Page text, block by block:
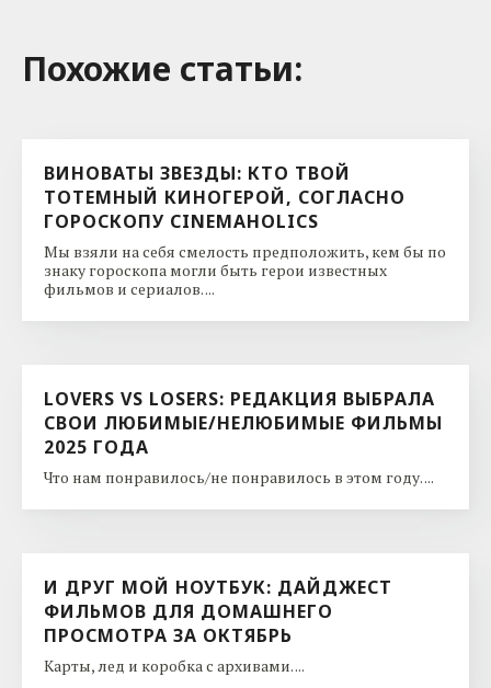
Похожие cтатьи:
ВИНОВАТЫ ЗВЕЗДЫ: КТО ТВОЙ
ТОТЕМНЫЙ КИНОГЕРОЙ, СОГЛАСНО
ГОРОСКОПУ CINEMAHOLICS
Мы взяли на себя смелость предположить, кем бы по
знаку гороскопа могли быть герои известных
фильмов и сериалов. ...
LOVERS VS LOSERS: РЕДАКЦИЯ ВЫБРАЛА
СВОИ ЛЮБИМЫЕ/НЕЛЮБИМЫЕ ФИЛЬМЫ
2025 ГОДА
Что нам понравилось/не понравилось в этом году. ...
И ДРУГ МОЙ НОУТБУК: ДАЙДЖЕСТ
ФИЛЬМОВ ДЛЯ ДОМАШНЕГО
ПРОСМОТРА ЗА ОКТЯБРЬ
Карты, лед и коробка с архивами. ...